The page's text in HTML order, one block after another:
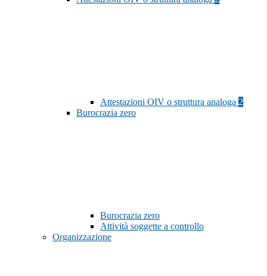
Attestazioni OIV o struttura analoga 2
Burocrazia zero
Burocrazia zero
Attività soggette a controllo
Organizzazione